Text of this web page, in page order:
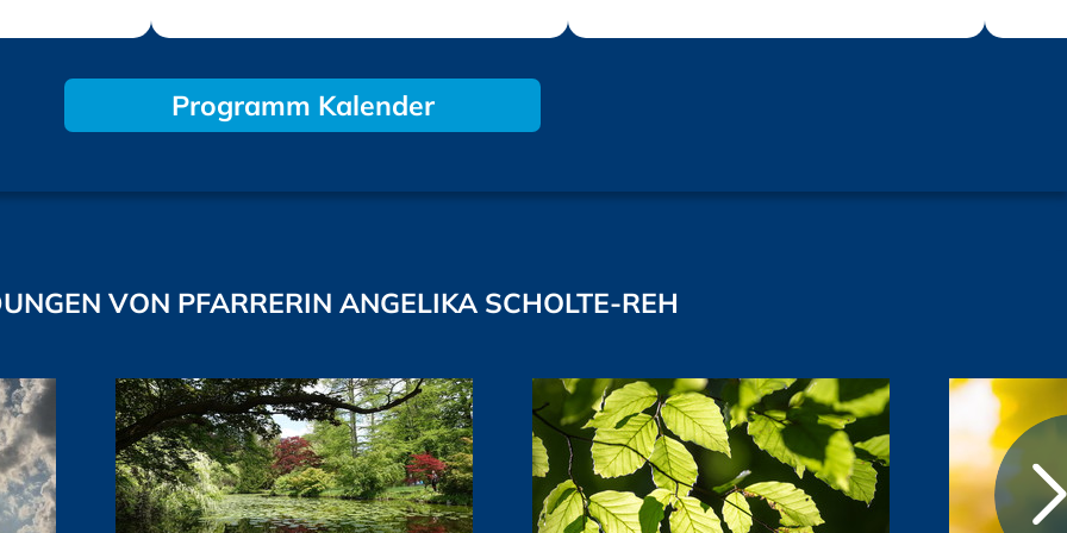
Programm Kalender
VON PFARRERIN ANGELIKA SCHOLTE-REH